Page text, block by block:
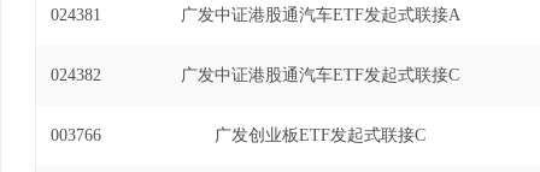
深300交易型开放式指数证券投资基金基金经理(
22日)、广发恒生科技指数证券投资基金（QDII
2023年12月13日)、广发美国房地产指数证券投
024381 广发中证港股通汽车ETF发起式联接A
024382 广发中证港股通汽车ETF发起式联接C
003766 广发创业板ETF发起式联接C